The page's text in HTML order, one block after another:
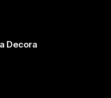
Decora